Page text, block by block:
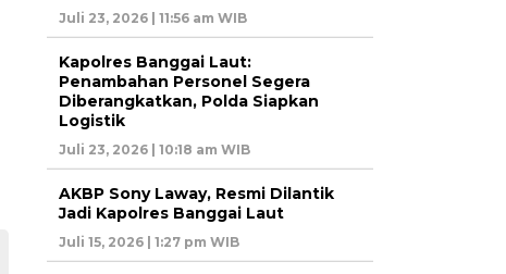
Juli 23, 2026 | 11:56 am WIB
Kapolres Banggai Laut:
Penambahan Personel Segera
Diberangkatkan, Polda Siapkan
Logistik
Juli 23, 2026 | 10:18 am WIB
AKBP Sony Laway, Resmi Dilantik
Jadi Kapolres Banggai Laut
Juli 15, 2026 | 1:27 pm WIB